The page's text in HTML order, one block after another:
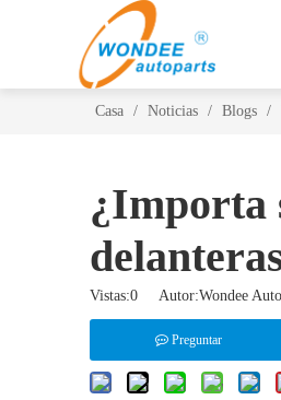
Casa / Noticias / Blogs /
¿Importa
Vistas:0 Autor:Wondee
Preguntar